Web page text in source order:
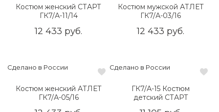
Костюм женский СТАРТ
ГК7/А-11/14
12 433 руб.
Костюм мужской АТЛЕТ
ГК7/А-03/16
12 433 руб.
Сделано в России
Костюм женский АТЛЕТ
ГК7/А-05/16
Сделано в России
ГК7/А-15 Костюм
детский СТАРТ